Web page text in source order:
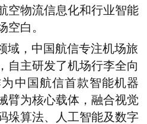
空物流信息化和行业智能
空白。
域，中国航信专注机场旅
自主研发了机场行李全向
中国航信首款智能机器
臂为核心载体，融合视觉
垛算法、人工智能及数字